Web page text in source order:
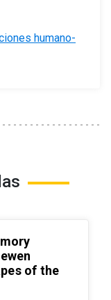
humano-
of the